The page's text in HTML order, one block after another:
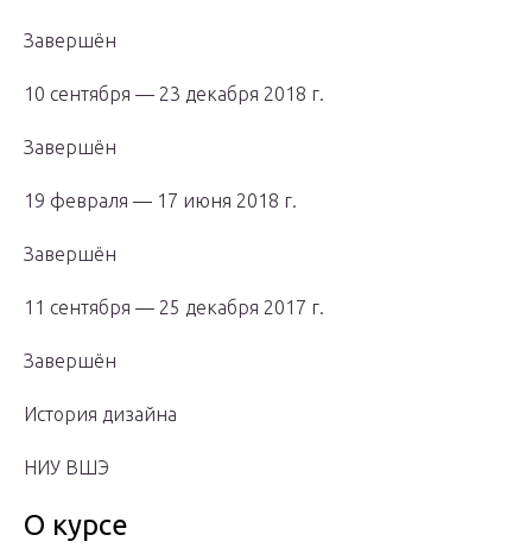
Завершён
10 сентября — 23 декабря 2018 г.
Завершён
19 февраля — 17 июня 2018 г.
Завершён
11 сентября — 25 декабря 2017 г.
Завершён
История дизайна
НИУ ВШЭ
О курсе